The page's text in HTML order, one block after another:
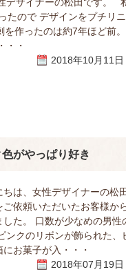
たので デザインをプチリ
作ったのは約7年ほど前
・・
2018年10月11日
がやっぱり好き
ちは、女性デザイナーの
ご依頼いただいたお客様か
した。 口数が少なめの男性
ンクのリボンが飾られた、
にお菓子が入・・・
2018年07月19日